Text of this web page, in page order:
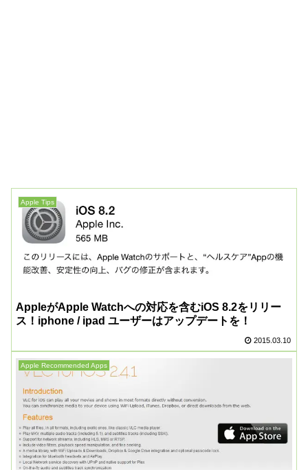
Apple Tips
AppleがApple Watchへの対応を含むiOS 8.2をリリー
ス！iphone / ipad ユーザーはアップデートを！
2015.03.10
Apple Recommended Apps